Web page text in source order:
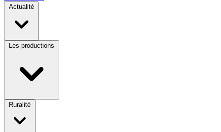
Actualité
Les productions
Ruralité